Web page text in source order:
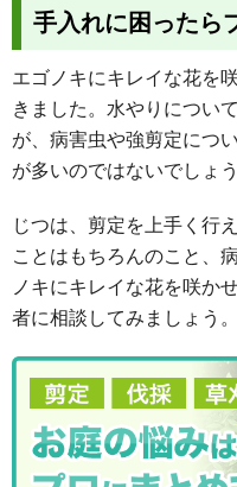
手入れに困ったら
エゴノキにキレイな花を
きました。水やりについ
が、病害虫や強剪定につ
が多いのではないでしょう
じつは、剪定を上手く行
ことはもちろんのこと、
ノキにキレイな花を咲か
者に相談してみましょう。